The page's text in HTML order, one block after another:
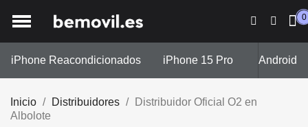
0
iPhone Reacondicionados iPhone 15 Pro iPhone 13
Android
Inicio Distribuidores
Distribuidor Oficial O2 en
Albolote